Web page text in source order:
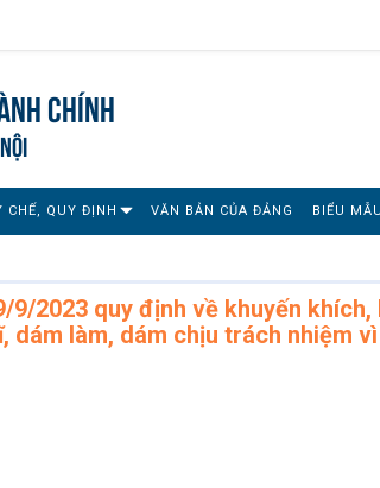
chính
CHẾ, QUY ĐỊNH VĂN BẢN CỦA ĐẢNG BIỂU MẪU
2023 quy định về khuyến khích,
dám làm, dám chịu trách nhiệm